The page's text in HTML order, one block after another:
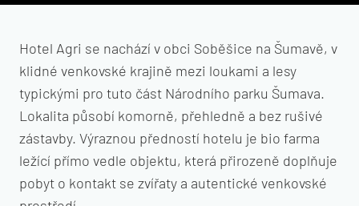
Hotel Agri se nachází v obci Soběšice na Šumavě, v
klidné venkovské krajině mezi loukami a lesy
typickými pro tuto část Národního parku Šumava.
Lokalita působí komorně, přehledně a bez rušivé
zástavby. Výraznou předností hotelu je bio farma
ležící přímo vedle objektu, která přirozeně doplňuje
pobyt o kontakt se zvířaty a autentické venkovské